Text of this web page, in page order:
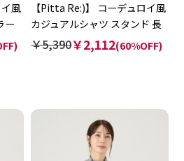
風
ー
【Pitta Re:)】 コーデュロイ風
カジュアルシャツ スタンド 長
袖 レディース
￥5,390￥2,112(60%OFF)